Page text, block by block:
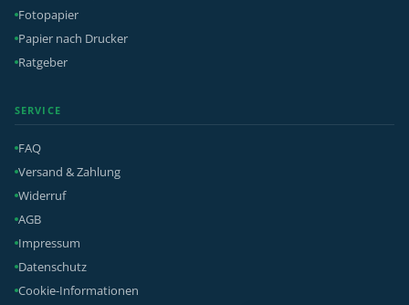
Fotopapier
Papier nach Drucker
Ratgeber
SERVICE
FAQ
Versand & Zahlung
Widerruf
AGB
Impressum
Datenschutz
Cookie-Informationen